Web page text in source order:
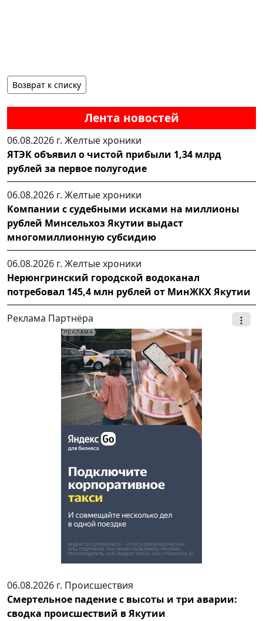
Лента новостей
06.08.2026 г. Желтые хроники
ЯТЭК объявил о чистой прибыли 1,34 млрд
рублей за первое полугодие
06.08.2026 г. Желтые хроники
Компании с судебными исками на миллионы
рублей Минсельхоз Якутии выдаст
многомиллионную субсидию
06.08.2026 г. Желтые хроники
Нерюнгринский городской водоканал
потребовал 145,4 млн рублей от МинЖКХ Якутии
Реклама Партнёра
06.08.2026 г. Происшествия
Смертельное падение с высоты и три аварии:
сводка происшествий в Якутии
Возврат к списку